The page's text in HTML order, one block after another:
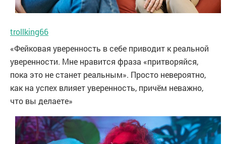
trollking66
«Фейковая уверенность в себе приводит к реальной
уверенности. Мне нравится фраза «притворяйся,
пока это не станет реальным». Просто невероятно,
как на успех влияет уверенность, причём неважно,
что вы делаете»